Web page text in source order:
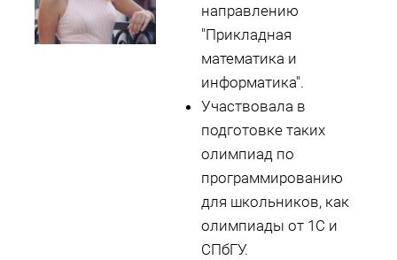
направлению
"Прикладная
математика и
информатика".
Участвовала в
подготовке таких
олимпиад по
программированию
для школьников, как
олимпиады от 1С и
СПбГУ.